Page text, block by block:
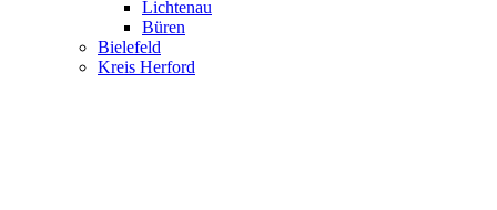
Lichtenau
Büren
Bielefeld
Kreis Herford